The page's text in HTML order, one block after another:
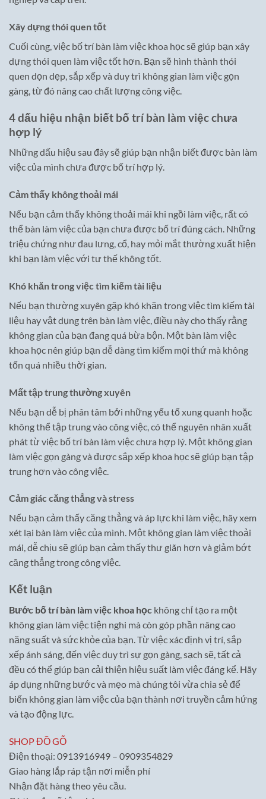
Xây dựng thói quen tốt
Cuối cùng, việc bố trí bàn làm việc khoa học sẽ giúp bạn xây
dựng thói quen làm việc tốt hơn. Bạn sẽ hình thành thói
quen dọn dẹp, sắp xếp và duy trì không gian làm việc gọn
gàng, từ đó nâng cao chất lượng công việc.
4 dấu hiệu nhận biết bố trí bàn làm việc chưa
hợp lý
Những dấu hiệu sau đây sẽ giúp bạn nhận biết được bàn làm
việc của mình chưa được bố trí hợp lý.
Cảm thấy không thoải mái
Nếu bạn cảm thấy không thoải mái khi ngồi làm việc, rất có
thể bàn làm việc của bạn chưa được bố trí đúng cách. Những
triệu chứng như đau lưng, cổ, hay mỏi mắt thường xuất hiện
khi bạn làm việc với tư thế không tốt.
Khó khăn trong việc tìm kiếm tài liệu
Nếu bạn thường xuyên gặp khó khăn trong việc tìm kiếm tài
liệu hay vật dụng trên bàn làm việc, điều này cho thấy rằng
không gian của bạn đang quá bừa bộn. Một bàn làm việc
khoa học nên giúp bạn dễ dàng tìm kiếm mọi thứ mà không
tốn quá nhiều thời gian.
Mất tập trung thường xuyên
Nếu bạn dễ bị phân tâm bởi những yếu tố xung quanh hoặc
không thể tập trung vào công việc, có thể nguyên nhân xuất
phát từ việc bố trí bàn làm việc chưa hợp lý. Một không gian
làm việc gọn gàng và được sắp xếp khoa học sẽ giúp bạn tập
trung hơn vào công việc.
Cảm giác căng thẳng và stress
Nếu bạn cảm thấy căng thẳng và áp lực khi làm việc, hãy xem
xét lại bàn làm việc của mình. Một không gian làm việc thoải
mái, dễ chịu sẽ giúp bạn cảm thấy thư giãn hơn và giảm bớt
căng thẳng trong công việc.
Kết luận
Bước bố trí bàn làm việc khoa học không chỉ tạo ra một
không gian làm việc tiện nghi mà còn góp phần nâng cao
năng suất và sức khỏe của bạn. Từ việc xác định vị trí, sắp
xếp ánh sáng, đến việc duy trì sự gọn gàng, sạch sẽ, tất cả
đều có thể giúp bạn cải thiện hiệu suất làm việc đáng kể. Hãy
áp dụng những bước và mẹo mà chúng tôi vừa chia sẻ để
biến không gian làm việc của bạn thành nơi truyền cảm hứng
và tạo động lực.
SHOP ĐỒ GỖ
Điện thoại: 0913916949 – 0909354829
Giao hàng lắp ráp tận nơi miễn phí
Nhận đặt hàng theo yêu cầu.